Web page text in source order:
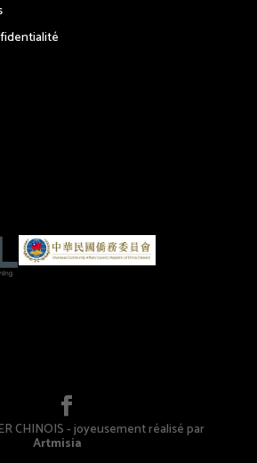
CHINOIS - joyeusement réalisé par
Artmisia